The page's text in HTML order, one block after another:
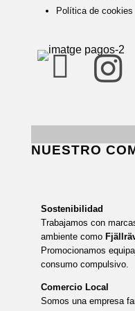
Política de cookies
 
NUESTRO
Sostenibilidad
Trabajamos con
ambiente como
Promocionamos
consumo compulsivo.
Comercio Local
Somos una empresa